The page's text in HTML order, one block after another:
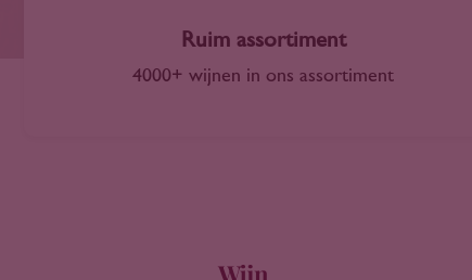
Ruim assortiment
4000+ wijnen in ons assortiment
Wijn